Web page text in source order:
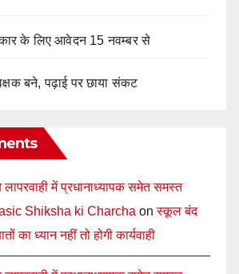
के लिए आवेदन 15 नवम्बर से
बने, पढ़ाई पर छाया संकट
में प्रधानाध्यापक समेत समस्त
Shiksha ki Charcha onस्कूल बंद
का ध्यान नहीं तो होगी कार्यवाही